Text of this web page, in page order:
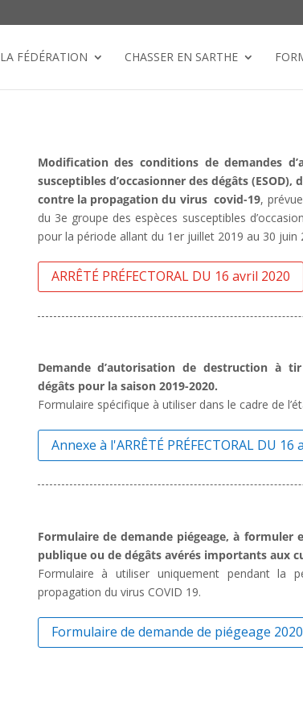
LA FÉDÉRATION CHASSER EN SARTHE
Modification des conditions de demandes
susceptibles d’occasionner des dégâts
contre la propagation du virus covid-19,
du 3e groupe des espèces susceptibles
pour la période allant du 1er juillet 2019 au 30
ARRÊTÉ PRÉFECTORAL DU 16 avril 2020
Demande d’autorisation de destruction à tir
dégâts pour la saison 2019-2020.
Formulaire spécifique à utiliser dans le cadre de
Annexe à l'ARRÊTÉ PRÉFECTORAL DU 16
Formulaire de demande piégeage, à formuler
publique ou de dégâts avérés importants aux
Formulaire à utiliser uniquement pendant
propagation du virus COVID 19.
Formulaire de demande de piégeage 2020